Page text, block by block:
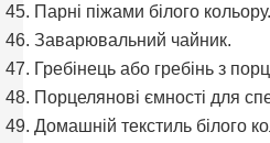
Парні піжами білого кольору.
Заварювальний чайник.
Гребінець або гребінь з
Порцелянові ємності для
Домашній текстиль білого